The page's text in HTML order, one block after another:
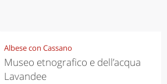
Albese con Cassano
Museo etnografico e dell’acqua
Lavandee